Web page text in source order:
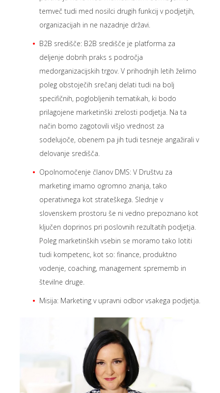
temveč tudi med nosilci drugih funkcij v podjetjih,
organizacijah in ne nazadnje državi.
B2B središče: B2B središče je platforma za
deljenje dobrih praks s področja
medorganizacijskih trgov. V prihodnjih letih želimo
poleg obstoječih srečanj delati tudi na bolj
specifičnih, poglobljenih tematikah, ki bodo
prilagojene marketinški zrelosti podjetja. Na ta
način bomo zagotovili višjo vrednost za
sodelujoče, obenem pa jih tudi tesneje angažirali v
delovanje središča.
Opolnomočenje članov DMS: V Društvu za
marketing imamo ogromno znanja, tako
operativnega kot strateškega. Slednje v
slovenskem prostoru še ni vedno prepoznano kot
ključen doprinos pri poslovnih rezultatih podjetja.
Poleg marketinških vsebin se moramo tako lotiti
tudi kompetenc, kot so: finance, produktno
vodenje, coaching, management sprememb in
številne druge.
Misija: Marketing v upravni odbor vsakega podjetja.